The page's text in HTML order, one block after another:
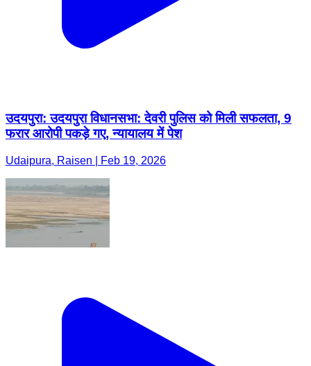
उदयपुरा: उदयपुरा विधानसभा: देवरी पुलिस को मिली सफलता, 9
फरार आरोपी पकड़े गए, न्यायालय में पेश
Udaipura, Raisen | Feb 19, 2026